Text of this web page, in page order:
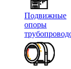
Подвижные
опоры